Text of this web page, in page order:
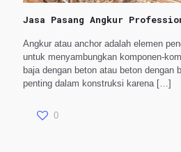
Jasa Pasang Angkur
Angkur atau anchor adalah elemen
untuk menyambungkan komponen-
baja dengan beton atau beton dengan
penting dalam konstruksi karena[…]
0